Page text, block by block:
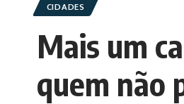
CIDADES
Mais um
quem não